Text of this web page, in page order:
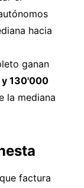
hacia
ganan
130'000
la mediana
factura